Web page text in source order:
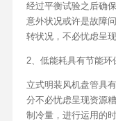
经过平衡试验之后确
意外状况或许是故障
转状况，不必忧虑呈
2、低能耗具有节能环
立式明装风机盘管具
分不必忧虑呈现资源
制冷量，进行运用的